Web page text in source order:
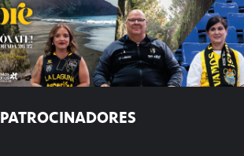
PATROCINADORES